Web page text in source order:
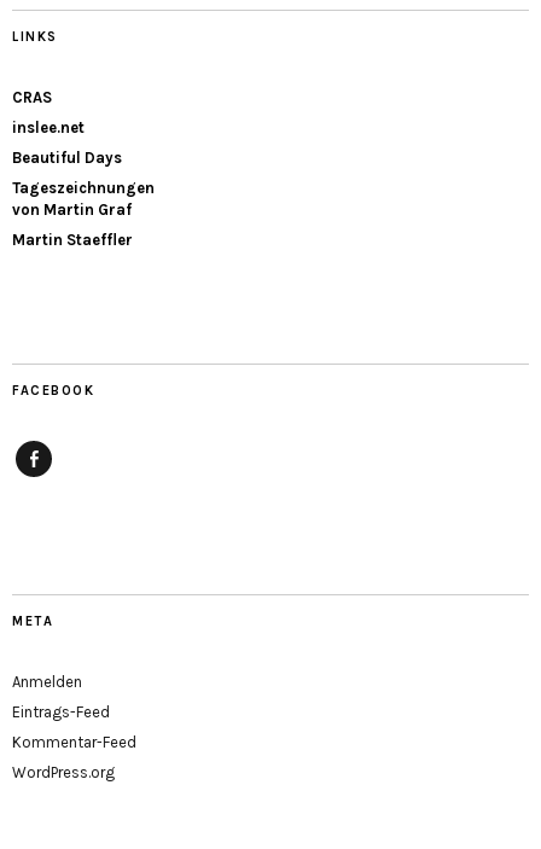
LINKS
CRAS
inslee.net
Beautiful Days
Tageszeichnungen
von Martin Graf
Martin Staeffler
FACEBOOK
META
Anmelden
Eintrags-Feed
Kommentar-Feed
WordPress.org